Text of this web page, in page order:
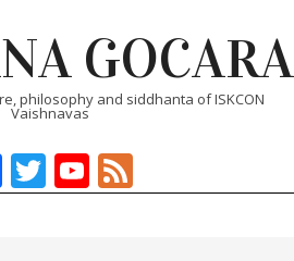
GOCARA
philosophy and siddhanta of ISKCON
Vaishnavas
Facebook
TwitterYouTube